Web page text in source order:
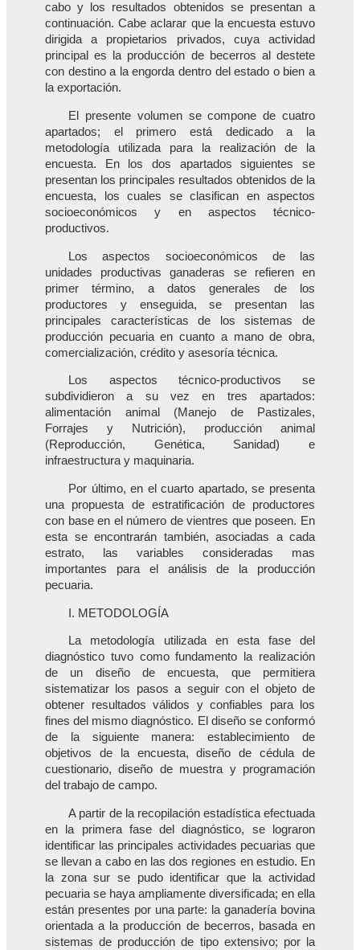
cabo y los resultados obtenidos se presentan a
continuación. Cabe aclarar que la encuesta estuvo
dirigida a propietarios privados, cuya actividad
principal es la producción de becerros al destete
con destino a la engorda dentro del estado o bien a
la exportación.
El presente volumen se compone de cuatro
apartados; el primero está dedicado a la
metodología utilizada para la realización de la
encuesta. En los dos apartados siguientes se
presentan los principales resultados obtenidos de la
encuesta, los cuales se clasifican en aspectos
socioeconómicos y en aspectos técnico-
productivos.
Los aspectos socioeconómicos de las
unidades productivas ganaderas se refieren en
primer término, a datos generales de los
productores y enseguida, se presentan las
principales características de los sistemas de
producción pecuaria en cuanto a mano de obra,
comercialización, crédito y asesoría técnica.
Los aspectos técnico-productivos se
subdividieron a su vez en tres apartados:
alimentación animal (Manejo de Pastizales,
Forrajes y Nutrición), producción animal
(Reproducción, Genética, Sanidad) e
infraestructura y maquinaria.
Por último, en el cuarto apartado, se presenta
una propuesta de estratificación de productores
con base en el número de vientres que poseen. En
esta se encontrarán también, asociadas a cada
estrato, las variables consideradas mas
importantes para el análisis de la producción
pecuaria.
I. METODOLOGÍA
La metodología utilizada en esta fase del
diagnóstico tuvo como fundamento la realización
de un diseño de encuesta, que permitiera
sistematizar los pasos a seguir con el objeto de
obtener resultados válidos y confiables para los
fines del mismo diagnóstico. El diseño se conformó
de la siguiente manera: establecimiento de
objetivos de la encuesta, diseño de cédula de
cuestionario, diseño de muestra y programación
del trabajo de campo.
A partir de la recopilación estadística efectuada
en la primera fase del diagnóstico, se lograron
identificar las principales actividades pecuarias que
se llevan a cabo en las dos regiones en estudio. En
la zona sur se pudo identificar que la actividad
pecuaria se haya ampliamente diversificada; en ella
están presentes por una parte: la ganadería bovina
orientada a la producción de becerros, basada en
sistemas de producción de tipo extensivo; por la